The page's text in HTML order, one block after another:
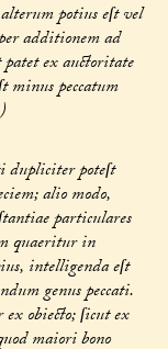
potius eſt vel
additionem ad
ex auctoritate
minus peccatum
dupliciter poteſt
alio modo,
particulares
quaeritur in
intelligenda eſt
genus peccati.
obiecto; ſicut ex
maiori bono